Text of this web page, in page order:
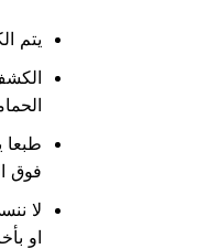
يتم
طبعا
فوق
لا
او